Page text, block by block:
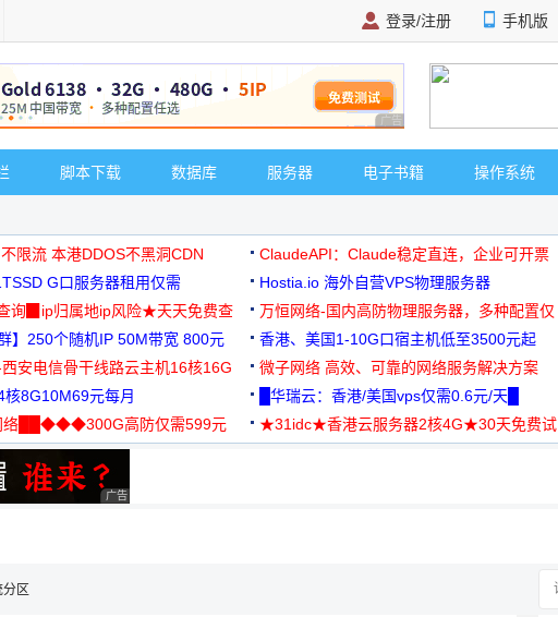
登录/注册 手机版
广告 商业广告，理性选择
脚本下载 数据库 服务器 电子书籍 操作系统
限流 本港DDOS不黑洞CDN ClaudeAPI：Claude稳定直连，企业可开票
G口服务器租用仅需
费测试
Hostia.io 海外自营VPS物理服务器
询▉ip归属地ip风险★天天免费查
万恒网络-国内高防物理服务器，多种配置仅
99元/月起
群】250个随机IP 50M带宽 800元 香港、美国1-10G口宿主机低至3500元起
安电信骨干线路云主机16核16G
微子网络 高效、可靠的网络服务解决方案
核8G10M69元每月 █华瑞云：香港/美国vps仅需0.6元/天█
络██◆◆◆300G高防仅需599元
★31idc★香港云服务器2核4G★30天免费试
广告 商业广告，理性选择
选择
性选择
区